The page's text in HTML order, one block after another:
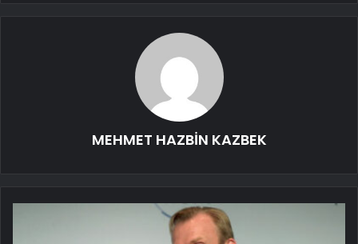
MEHMET HAZBİN KAZBEK